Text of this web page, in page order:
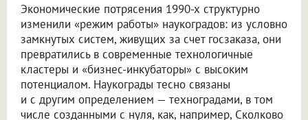
Экономические потрясения 1990-х структурно
изменили «режим работы» наукоградов: из условно
замкнутых систем, живущих за счет госзаказа, они
превратились в современные технологичные
кластеры и «бизнес-инкубаторы» с высоким
потенциалом. Наукограды тесно связаны
и с другим определением — техноградами, в том
числе созданными с нуля, как, например, Сколково